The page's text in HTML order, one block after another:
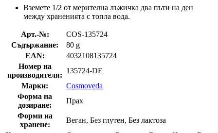
Вземете 1/2 от мерителна лъжичка два пъти на ден
между храненията с топла вода.
Арт.-№:
COS-135724
Съдържание:
80 g
EAN:
4032108135724
Номер на
производителя:
135724-DE
Марки:
Cosmoveda
Форма на
дозиране:
Прах
Форми на
хранене:
Веган, Без глутен, Без лактоза